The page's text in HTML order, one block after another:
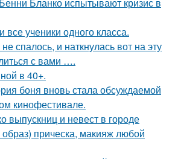
все ученики одного класса.
спалось, и наткнулась вот на эту
с вами ….
в 40+.
боня вновь стала обсуждаемой
кинофестивале.
выпускниц и невест в городе
прическа, макияж любой